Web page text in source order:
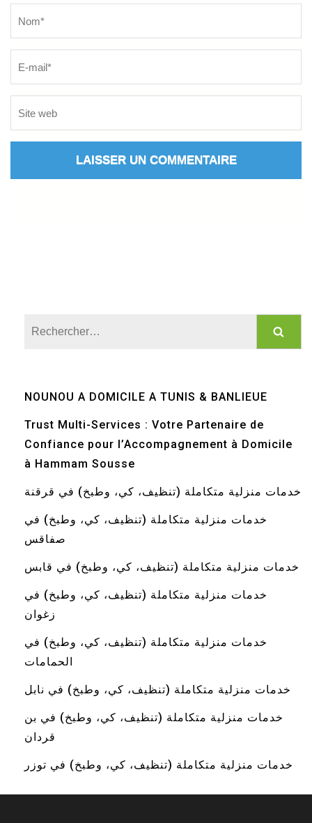
NOUNOU A DOMICILE A TUNIS & BANLIEUE
Trust Multi-Services : Votre Partenaire de
Confiance pour l’Accompagnement à Domicile
à Hammam Sousse
خدمات منزلية متكاملة (تنظيف، كي، وطبخ) في قرقنة
خدمات منزلية متكاملة (تنظيف، كي، وطبخ) في
صفاقس
خدمات منزلية متكاملة (تنظيف، كي، وطبخ) في قابس
خدمات منزلية متكاملة (تنظيف، كي، وطبخ) في
زغوان
خدمات منزلية متكاملة (تنظيف، كي، وطبخ) في
الحمامات
خدمات منزلية متكاملة (تنظيف، كي، وطبخ) في نابل
خدمات منزلية متكاملة (تنظيف، كي، وطبخ) في بن
قردان
خدمات منزلية متكاملة (تنظيف، كي، وطبخ) في توزر